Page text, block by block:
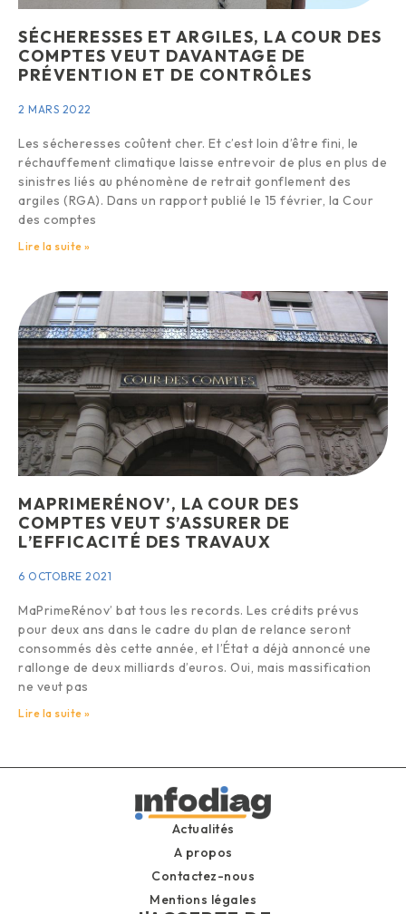
SÉCHERESSES ET ARGILES, LA COUR DES
COMPTES VEUT DAVANTAGE DE
PRÉVENTION ET DE CONTRÔLES
2 MARS 2022
Les sécheresses coûtent cher. Et c’est loin d’être fini, le
réchauffement climatique laisse entrevoir de plus en plus de
sinistres liés au phénomène de retrait gonflement des
argiles (RGA). Dans un rapport publié le 15 février, la Cour
des comptes
Lire la suite »
MAPRIMERÉNOV’, LA COUR DES
COMPTES VEUT S’ASSURER DE
L’EFFICACITÉ DES TRAVAUX
6 OCTOBRE 2021
MaPrimeRénov’ bat tous les records. Les crédits prévus
pour deux ans dans le cadre du plan de relance seront
consommés dès cette année, et l’État a déjà annoncé une
rallonge de deux milliards d’euros. Oui, mais massification
ne veut pas
Lire la suite »
Actualités
A propos
Contactez-nous
Mentions légales